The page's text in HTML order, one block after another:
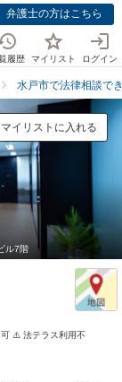
弁護士の方はこちら
履歴 マイリスト ログイン
水戸市で法律相談で
マイリストに入れる
ル7階
⚠️ 法テラス利用不